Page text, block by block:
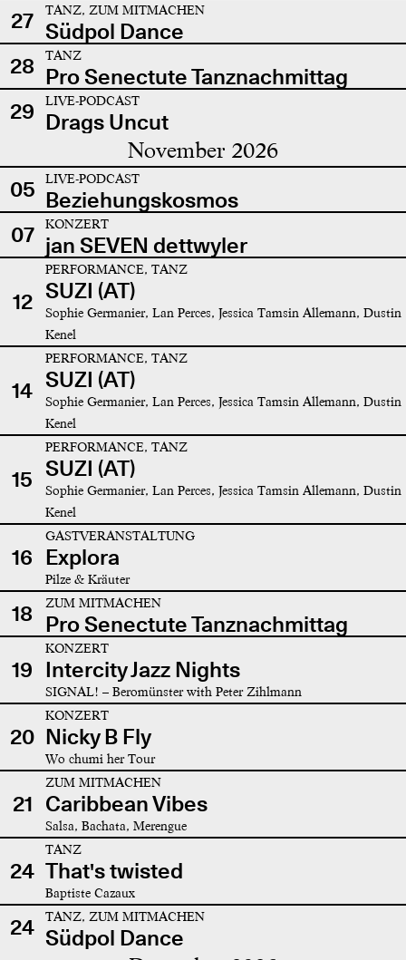
27 TANZ, ZUM MITMACHEN
Südpol Dance
28
TANZ
Pro Senectute Tanznachmittag
29
LIVE-PODCAST
Drags Uncut
November 2026
05 LIVE-PODCAST
Beziehungskosmos
07
KONZERT
jan SEVEN dettwyler
12
PERFORMANCE, TANZ
SUZI (AT)
Sophie Germanier, Lan Perces, Jessica Tamsin Allemann, Dustin
Kenel
14
PERFORMANCE, TANZ
SUZI (AT)
Sophie Germanier, Lan Perces, Jessica Tamsin Allemann, Dustin
Kenel
15
PERFORMANCE, TANZ
SUZI (AT)
Sophie Germanier, Lan Perces, Jessica Tamsin Allemann, Dustin
Kenel
16
GASTVERANSTALTUNG
Explora
Pilze & Kräuter
18 ZUM MITMACHEN
Pro Senectute Tanznachmittag
19
KONZERT
Intercity Jazz Nights
SIGNAL! – Beromünster with Peter Zihlmann
20
KONZERT
Nicky B Fly
Wo chumi her Tour
21
ZUM MITMACHEN
Caribbean Vibes
Salsa, Bachata, Merengue
24
TANZ
That's twisted
Baptiste Cazaux
24 TANZ, ZUM MITMACHEN
Südpol Dance